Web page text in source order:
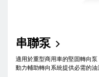
串聯泵
適用於重型商用車的堅固轉向
動力輔助轉向系統提供必需的油